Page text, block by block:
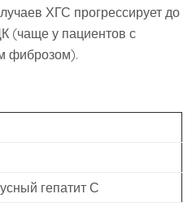
ХГС прогрессирует до
(чаще у пациентов с
фиброзом).
гепатит С